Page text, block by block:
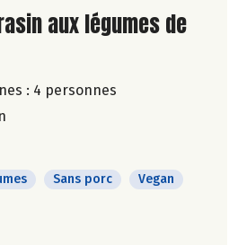
recette
aux légumes de
: 4 personnes
Sans porc
Vegan